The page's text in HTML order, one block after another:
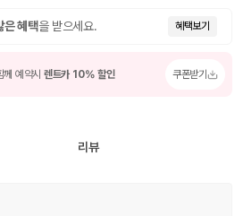
한 차량을 고를 수 있습니다.
은 혜택을 받으세요. 혜택보기
께 예약시 렌트카 10% 할인 쿠폰받기
리뷰